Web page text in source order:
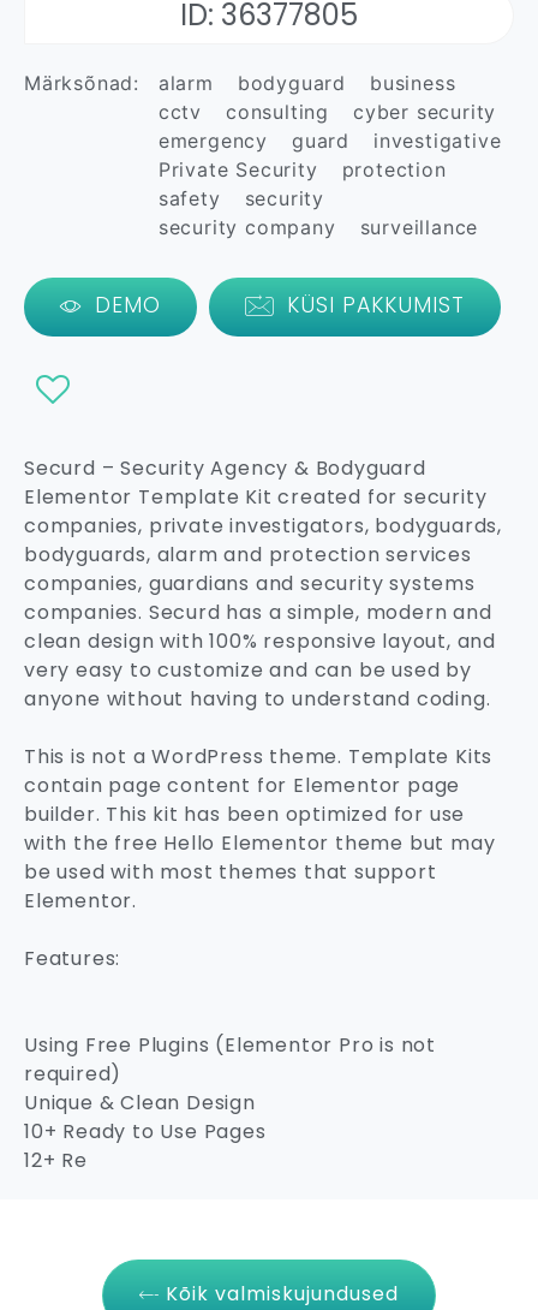
ID: 36377805
Märksõnad: alarm bodyguard
business
cctv
consulting
cyber security
emergency
guard
investigative
Private Security
protection
safety
security
security company
surveillance
DEMO KÜSI PAKKUMIST
Securd – Security Agency & Bodyguard
Elementor Template Kit created for security
companies, private investigators, bodyguards,
bodyguards, alarm and protection services
companies, guardians and security systems
companies. Securd has a simple, modern and
clean design with 100% responsive layout, and
very easy to customize and can be used by
anyone without having to understand coding.
This is not a WordPress theme. Template Kits
contain page content for Elementor page
builder. This kit has been optimized for use
with the free Hello Elementor theme but may
be used with most themes that support
Elementor.
Features:
Using Free Plugins (Elementor Pro is not
required)
Unique & Clean Design
10+ Ready to Use Pages
12+ Re
Kõik valmiskujundused